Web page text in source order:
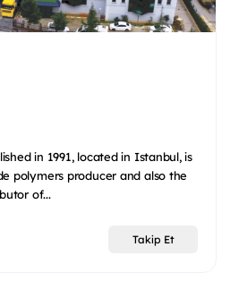
in 1991, located in Istanbul, is
polymers producer and also the
of...
Takip Et